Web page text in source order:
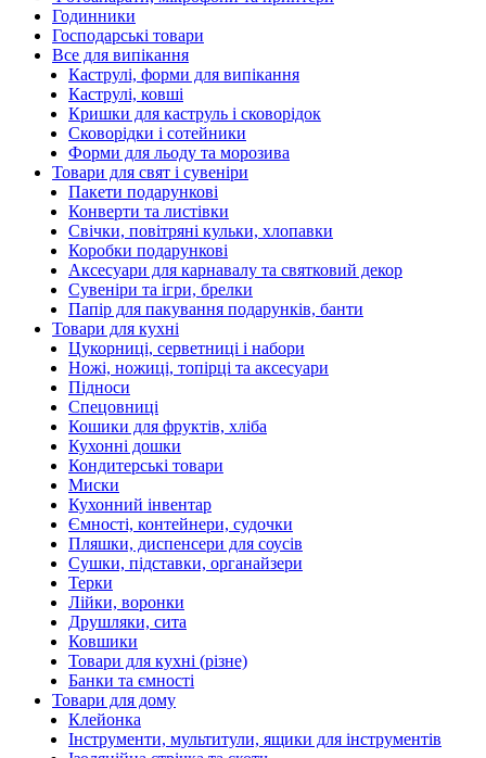
Годинники
Господарські товари
Все для випікання
Каструлі, форми для випікання
Каструлі, ковші
Кришки для каструль і сковорідок
Сковорідки і сотейники
Форми для льоду та морозива
Товари для свят і сувеніри
Пакети подарункові
Конверти та листівки
Свічки, повітряні кульки, хлопавки
Коробки подарункові
Аксесуари для карнавалу та святковий декор
Сувеніри та ігри, брелки
Папір для пакування подарунків, банти
Товари для кухні
Цукорниці, серветниці і набори
Ножі, ножиці, топірці та аксесуари
Підноси
Спецовниці
Кошики для фруктів, хліба
Кухонні дошки
Кондитерські товари
Миски
Кухонний інвентар
Ємності, контейнери, судочки
Пляшки, диспенсери для соусів
Сушки, підставки, органайзери
Терки
Лійки, воронки
Друшляки, сита
Ковшики
Товари для кухні (різне)
Банки та ємності
Товари для дому
Клейонка
Інструменти, мультитули, ящики для інструментів